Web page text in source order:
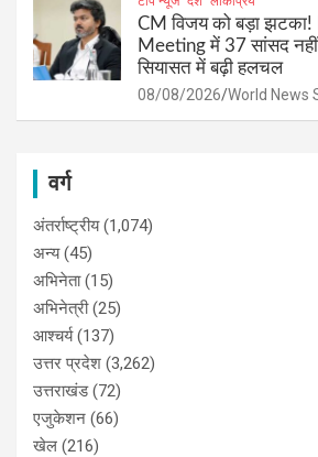
CM विजय को बड़ा
Meeting में 37 सांसद
सियासत में बढ़ी हलचल
08/08/2026 World News
वर्ग
अंतर्राष्ट्रीय(1,074)
अन्य(45)
अभिनेता(15)
अभिनेत्री(25)
आश्चर्य(137)
उत्तर प्रदेश (3,262)
उत्तराखंड(72)
एजुकेशन (66)
खेल (216)